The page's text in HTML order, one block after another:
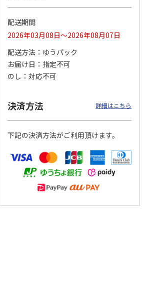
ペット線香 虹のか
なた フルーティフ
ローラルの香り
590円
(送料別・税込) (送料別・税込)
配送期間
2026年03月08日～2026年08月07日
配送方法
ゆうパック
お届け日
指定不可
のし
対応不可
決済方法 詳細はこちら
下記の決済方法がご利用頂けます。